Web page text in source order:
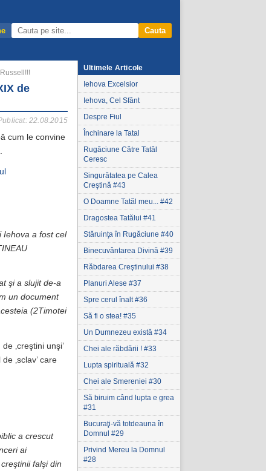
Cauta
de
22.08.2015
cum le convine
Iehova a fost cel
şi a slujit de-a
un document
(2Timotei
‚creştini unşi’
‚sclav’ care
a crescut
ai
falşi din
Ultimele Articole
Iehova Excelsior
Iehova, Cel Sfânt
Despre Fiul
Închinare la Tatal
Rugăciune Către Tatăl
Ceresc
Singurătatea pe Calea
Creştină #43
O Doamne Tatăl meu... #42
Dragostea Tatălui #41
Stăruinţa în Rugăciune #40
Binecuvântarea Divină #39
Răbdarea Creştinului #38
Planuri Alese #37
Spre cerul înalt #36
Să fi o stea! #35
Un Dumnezeu există #34
Chei ale răbdării ! #33
Lupta spirituală #32
Chei ale Smereniei #30
Să biruim când lupta e grea
#31
Bucuraţi-vă totdeauna în
Domnul #29
Privind Mereu la Domnul
#28